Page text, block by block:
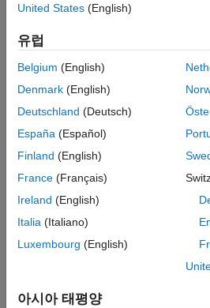
Open the Read Data block mask to
United States (English)
유럽
Belgium (English)
Denmark (English)
Deutschland (Deutsch)
España (Español)
Finland (English)
France (Français)
Ireland (English)
Italia (Italiano)
Luxembourg (English)
아시아 태평양